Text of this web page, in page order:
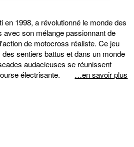
1998, a révolutionné le monde des
avec son mélange passionnant de
de motocross réaliste. Ce jeu
sentiers battus et dans un monde
audacieuses se réunissent
électrisante.
…en savoir plus